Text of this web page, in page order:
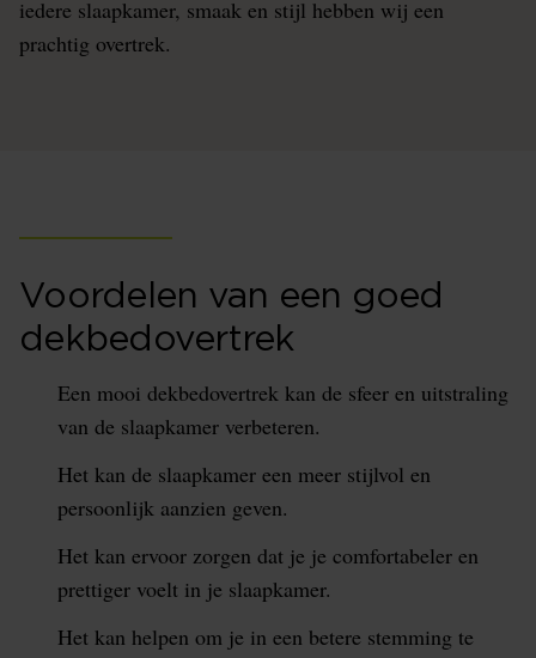
iedere slaapkamer, smaak en stijl hebben wij een
prachtig overtrek.
Voordelen van een goed
dekbedovertrek
Een mooi dekbedovertrek kan de sfeer en uitstraling
van de slaapkamer verbeteren.
Het kan de slaapkamer een meer stijlvol en
persoonlijk aanzien geven.
Het kan ervoor zorgen dat je je comfortabeler en
prettiger voelt in je slaapkamer.
Het kan helpen om je in een betere stemming te